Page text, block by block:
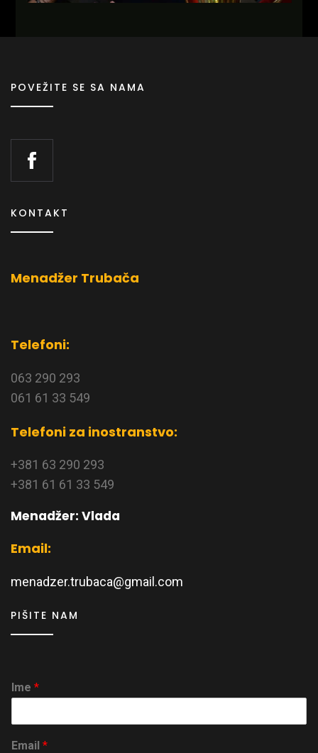
POVEŽITE SE SA NAMA
KONTAKT
Menadžer Trubača
Telefoni:
063 290 293
061 61 33 549
Telefoni za inostranstvo:
+381 63 290 293
+381 61 61 33 549
Menadžer: Vlada
Email:
menadzer.trubaca@gmail.com
PIŠITE NAM
Ime *
Email *